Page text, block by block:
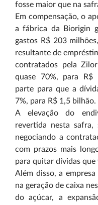
fosse maior que na
Em compensação, o
a fábrica da Biorigin
gastos R$ 203
resultante de
contratados pela
quase 70%, para R$
parte para que a
7%, para R$ 1,5 bilhão.
A elevação do
revertida nesta safra,
negociando a
com prazos mais
para quitar dívidas
Além disso, a
na geração de caixa
do açúcar, a